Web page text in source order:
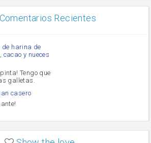
Comentarios Recientes
de harina de
y nueces
Tengo que
galletas.
casero
fácil y